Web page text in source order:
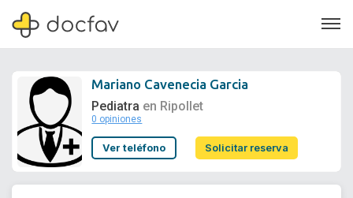
Soporte
Mariano Cavenecia Garcia
Pediatra en Ripollet
0 opiniones
Ver teléfono Solicitar reserva